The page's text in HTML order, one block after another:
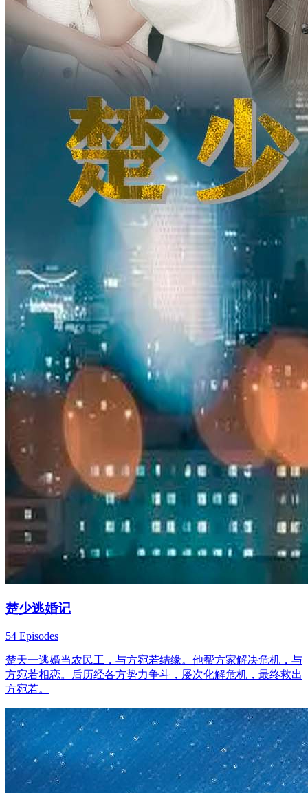
楚少逃婚记
54 Episodes
楚天一逃婚当农民工，与方宛若结缘。他帮方家解决危机，与
方宛若相恋。后历经各方势力争斗，屡次化解危机，最终救出
方宛若。